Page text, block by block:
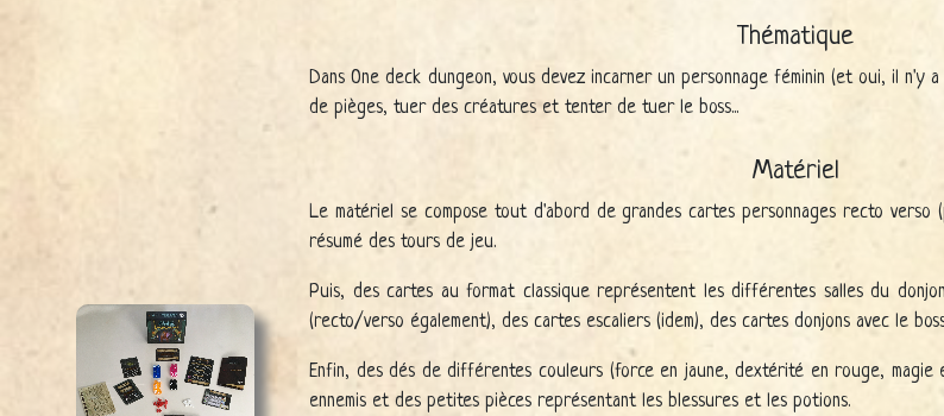
Thématique
Dans One deck dungeon, vous devez incarner un personnage féminin (et oui, il n'y
de pièges, tuer des créatures et tenter de tuer le boss...
Matériel
Le matériel se compose tout d'abord de grandes cartes personnages recto
résumé des tours de jeu.
Puis, des cartes au format classique représentent les différentes salles du
(recto/verso également), des cartes escaliers (idem), des cartes donjons avec le
Enfin, des dés de différentes couleurs (force en jaune, dextérité en rouge,
ennemis et des petites pièces représentant les blessures et les potions.